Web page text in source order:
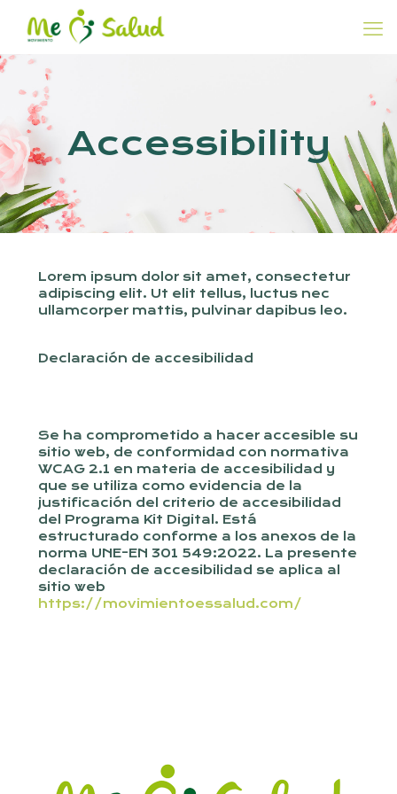
Accessibility
Lorem ipsum dolor sit amet, consectetur
adipiscing elit. Ut elit tellus, luctus nec
ullamcorper mattis, pulvinar dapibus leo.
Declaración de accesibilidad
Se ha comprometido a hacer accesible su
sitio web, de conformidad con normativa
WCAG 2.1 en materia de accesibilidad y
que se utiliza como evidencia de la
justificación del criterio de accesibilidad
del Programa Kit Digital. Está
estructurado conforme a los anexos de la
norma UNE-EN 301 549:2022. La presente
declaración de accesibilidad se aplica al
sitio web
https://movimientoessalud.com/